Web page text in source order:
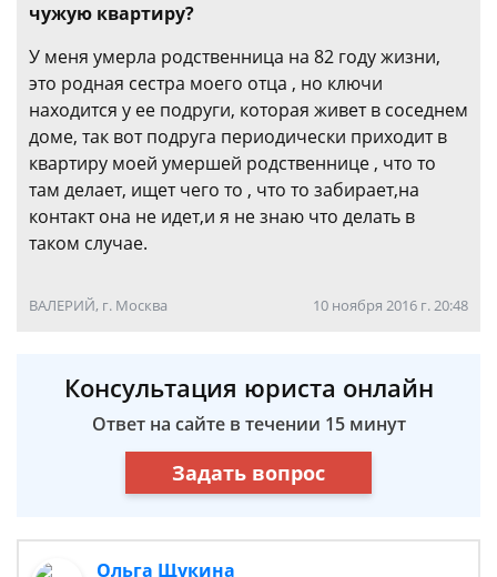
чужую квартиру?
У меня умерла родственница на 82 году жизни,
это родная сестра моего отца , но ключи
находится у ее подруги, которая живет в соседнем
доме, так вот подруга периодически приходит в
квартиру моей умершей родственнице , что то
там делает, ищет чего то , что то забирает,на
контакт она не идет,и я не знаю что делать в
таком случае.
ВАЛЕРИЙ, г. Москва 10 ноября 2016 г. 20:48
Консультация юриста онлайн
Ответ на сайте в течении 15 минут
Задать вопрос
Ольга Щукина